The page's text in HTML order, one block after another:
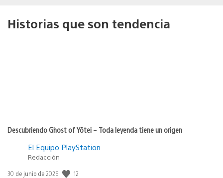
Historias que son tendencia
Descubriendo Ghost of Yōtei – Toda leyenda tiene un origen
El Equipo PlayStation
Redacción
Fecha
30 de junio de 2026 12